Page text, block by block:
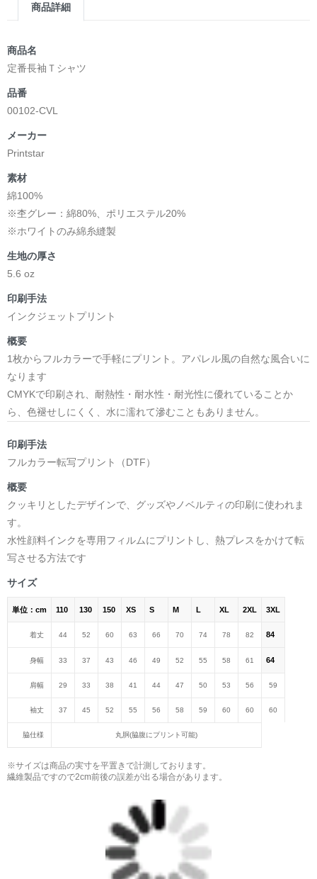
商品詳細
商品名
定番長袖Ｔシャツ
品番
00102-CVL
メーカー
Printstar
素材
綿100%
※杢グレー：綿80%、ポリエステル20%
※ホワイトのみ綿糸縫製
生地の厚さ
5.6 oz
印刷手法
インクジェットプリント
概要
1枚からフルカラーで手軽にプリント。アパレル風の自然な風合いに
なります
CMYKで印刷され、耐熱性・耐水性・耐光性に優れていることか
ら、色褪せしにくく、水に濡れて滲むこともありません。
印刷手法
フルカラー転写プリント（DTF）
概要
クッキリとしたデザインで、グッズやノベルティの印刷に使われま
す。
水性顔料インクを専用フィルムにプリントし、熱プレスをかけて転
写させる方法です
サイズ
単位：cm 110 130 150 XS S M L XL 2XL 3XL
着丈 44 52 60 63 66 70 74 78 82 84
身幅 33 37 43 46 49 52 55 58 61 64
肩幅 29 33 38 41 44 47 50 53 56 59
袖丈 37 45 52 55 56 58 59 60 60 60
脇仕様 丸胴(脇腹にプリント可能)
※サイズは商品の実寸を平置きで計測しております。
繊維製品ですので2cm前後の誤差が出る場合があります。